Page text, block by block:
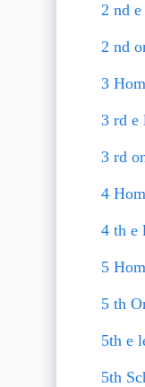
2 nd
2 nd
3
3 rd e
3 rd
4
4 th e
5
5 th
5th e
5th